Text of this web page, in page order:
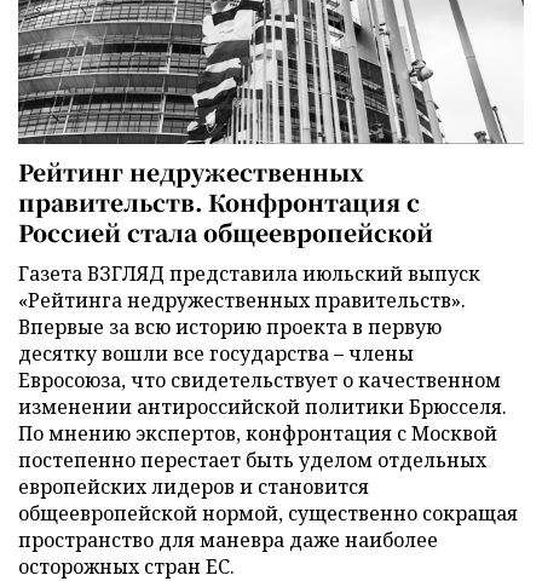
Рейтинг недружественных
правительств. Конфронтация с
Россией стала общеевропейской
Газета ВЗГЛЯД представила июльский выпуск
«Рейтинга недружественных правительств».
Впервые за всю историю проекта в первую
десятку вошли все государства – члены
Евросоюза, что свидетельствует о качественном
изменении антироссийской политики Брюсселя.
По мнению экспертов, конфронтация с Москвой
постепенно перестает быть уделом отдельных
европейских лидеров и становится
общеевропейской нормой, существенно сокращая
пространство для маневра даже наиболее
осторожных стран ЕС.